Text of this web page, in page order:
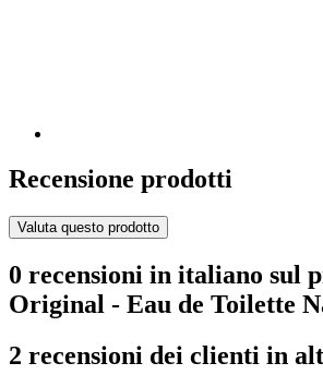
Recensione prodotti
Valuta questo prodotto
0 recensioni in italiano sul
Original - Eau de Toilette
2 recensioni dei clienti in